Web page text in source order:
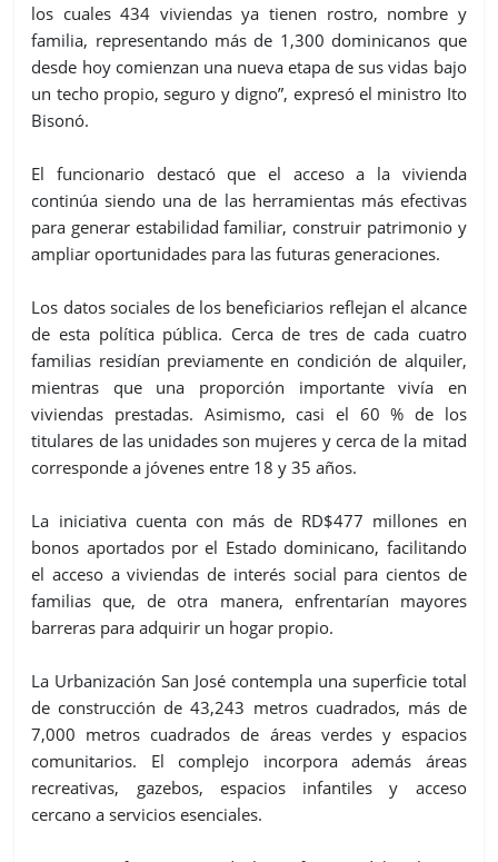
los cuales 434 viviendas ya tienen rostro, nombre y
familia, representando más de 1,300 dominicanos que
desde hoy comienzan una nueva etapa de sus vidas bajo
un techo propio, seguro y digno”, expresó el ministro Ito
Bisonó.
El funcionario destacó que el acceso a la vivienda
continúa siendo una de las herramientas más efectivas
para generar estabilidad familiar, construir patrimonio y
ampliar oportunidades para las futuras generaciones.
Los datos sociales de los beneficiarios reflejan el alcance
de esta política pública. Cerca de tres de cada cuatro
familias residían previamente en condición de alquiler,
mientras que una proporción importante vivía en
viviendas prestadas. Asimismo, casi el 60 % de los
titulares de las unidades son mujeres y cerca de la mitad
corresponde a jóvenes entre 18 y 35 años.
La iniciativa cuenta con más de RD$477 millones en
bonos aportados por el Estado dominicano, facilitando
el acceso a viviendas de interés social para cientos de
familias que, de otra manera, enfrentarían mayores
barreras para adquirir un hogar propio.
La Urbanización San José contempla una superficie total
de construcción de 43,243 metros cuadrados, más de
7,000 metros cuadrados de áreas verdes y espacios
comunitarios. El complejo incorpora además áreas
recreativas, gazebos, espacios infantiles y acceso
cercano a servicios esenciales.